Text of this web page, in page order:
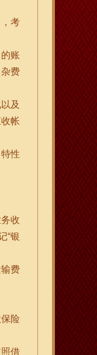
考
账
费
及
帐
性
收
“银
费
险
借